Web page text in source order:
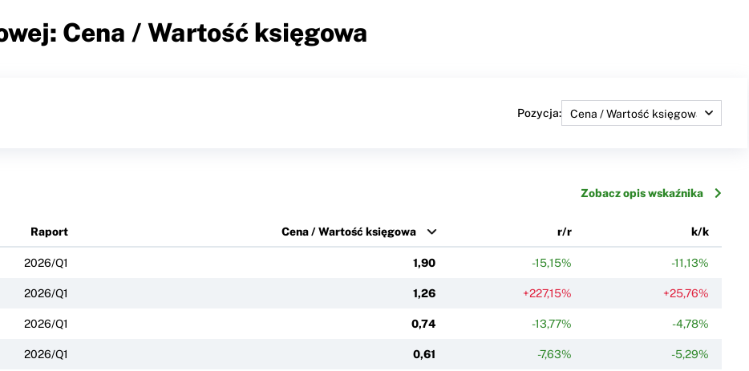
Cena / Wartość księgowa
Pozycja:
Zobacz opis wskaźnika
Raport Cena / Wartość księgowa r/r k/k
2026/Q1 1,90 -15,15% -11,13%
2026/Q1 1,26 +227,15% +25,76%
2026/Q1 0,74 -13,77% -4,78%
2026/Q1 0,61 -7,63% -5,29%